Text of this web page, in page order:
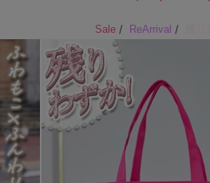
Sale/ ReArrival /